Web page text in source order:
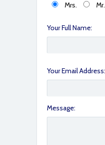
IMG_6165
Mrs.
Mr.
Your Full Name:
Your Email Address:
Message: